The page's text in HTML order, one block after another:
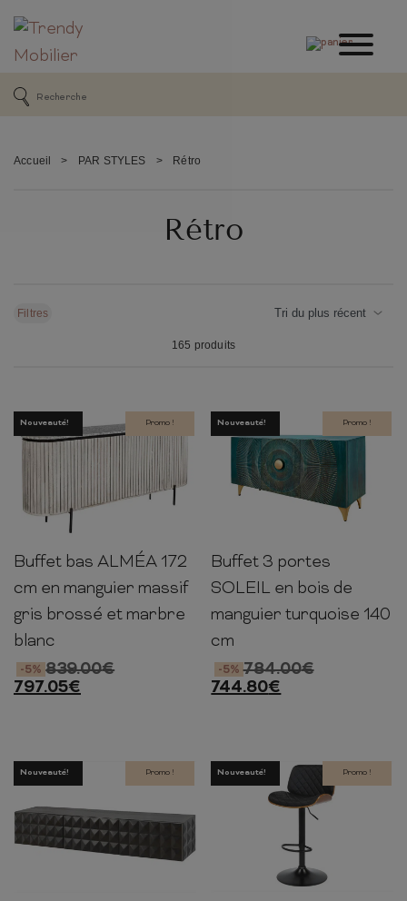
Accueil > PAR STYLES > Rétro
Rétro
Filtres
165 produits
Nouveauté! Promo !
81cm 170cm 40cm
Buffet bas ALMÉA 172
cm en manguier massif
gris brossé et marbre
blanc
839.00€
-5%
797.05€
Nouveauté! Promo !
75cm 140cm
Buffet 3 portes
SOLEIL en bois de
manguier turquoise 140
cm
784.00€
-5%
744.80€
Nouveauté! Promo ! Nouveauté! Promo !